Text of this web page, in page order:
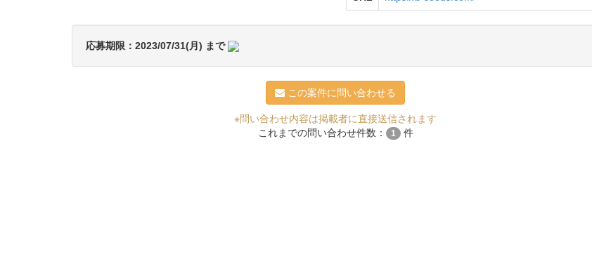
応募期限：2023/07/31(月) まで
この案件に問い合わせる
※問い合わせ内容は掲載者に直接送信されます
これまでの問い合わせ件数：
1 件